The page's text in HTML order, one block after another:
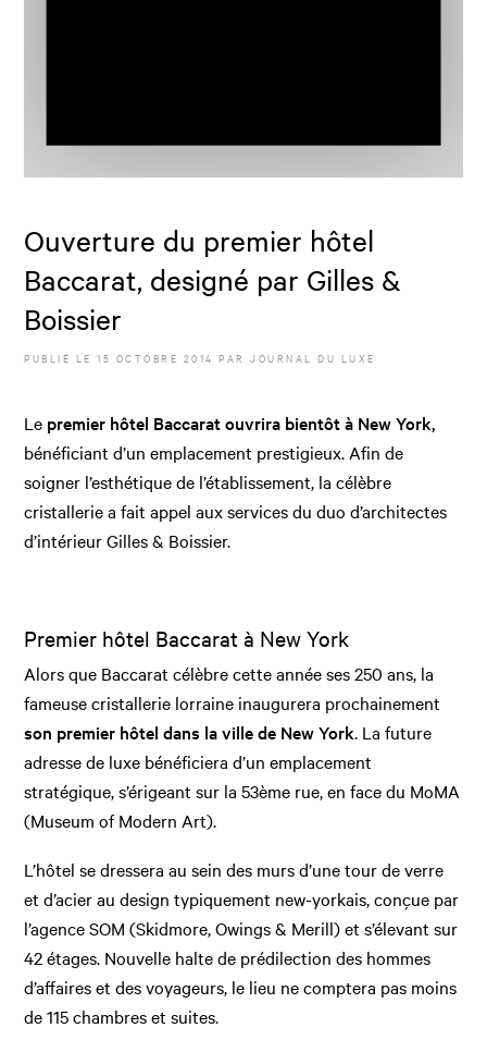
Ouverture du premier hôtel
Baccarat, designé par Gilles &
Boissier
PUBLIÉ LE15 OCTOBRE 2014 PAR JOURNAL DU LUXE
Le premier hôtel Baccarat ouvrira bientôt à New York,
bénéficiant d’un emplacement prestigieux. Afin de
soigner l’esthétique de l’établissement, la célèbre
cristallerie a fait appel aux services du duo d’architectes
d’intérieur Gilles & Boissier.
Premier hôtel Baccarat à New York
Alors que Baccarat célèbre cette année ses 250 ans, la
fameuse cristallerie lorraine inaugurera prochainement
son premier hôtel dans la ville de New York. La future
adresse de luxe bénéficiera d’un emplacement
stratégique, s’érigeant sur la 53ème rue, en face du MoMA
(Museum of Modern Art).
L’hôtel se dressera au sein des murs d’une tour de verre
et d’acier au design typiquement new-yorkais, conçue par
l’agence SOM (Skidmore, Owings & Merill) et s’élevant sur
42 étages. Nouvelle halte de prédilection des hommes
d’affaires et des voyageurs, le lieu ne comptera pas moins
de 115 chambres et suites.